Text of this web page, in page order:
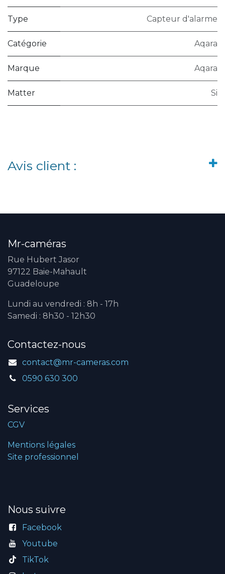
Type Capteur d'alarme
Catégorie Aqara
Marque Aqara
Matter Si
Avis client :
Mr-caméras
Rue Hubert Jasor
97122 Baie-Mahault
Guadeloupe
Lundi au vendredi : 8h - 17h
Samedi : 8h30 - 12h30
Contactez-nous
contact@mr-cameras.com
0590 630 300
Services
CGV
Mentions légales
Site professionnel
Nous suivre
Facebook
Youtube
TikTok